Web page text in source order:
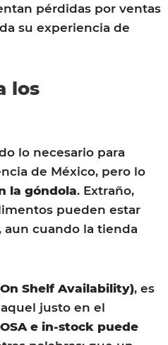
pérdidas por ventas
su experiencia de
los
lo necesario para
de México, pero lo
la góndola. Extraño,
pueden estar
aun cuando la tienda
Shelf Availability), es
justo en el
e in-stock puede